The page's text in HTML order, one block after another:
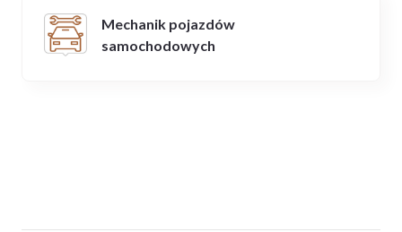
Mechanik pojazdów
samochodowych